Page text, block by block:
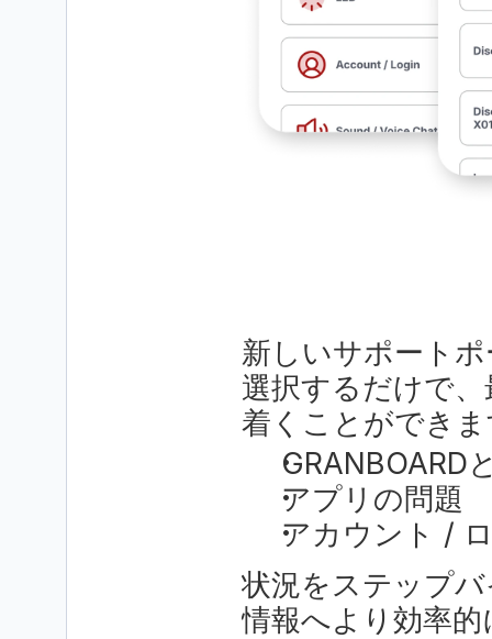
新しいサポート
選択するだけで
着くことができ
GRANBOARD
アプリの問題
アカウント /
状況をステップ
情報へより効率